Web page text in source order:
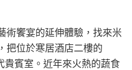
術饗宴的延伸體驗，找來米
把位於寒居酒店二樓的
貴賓室。近年來火熱的蔬食